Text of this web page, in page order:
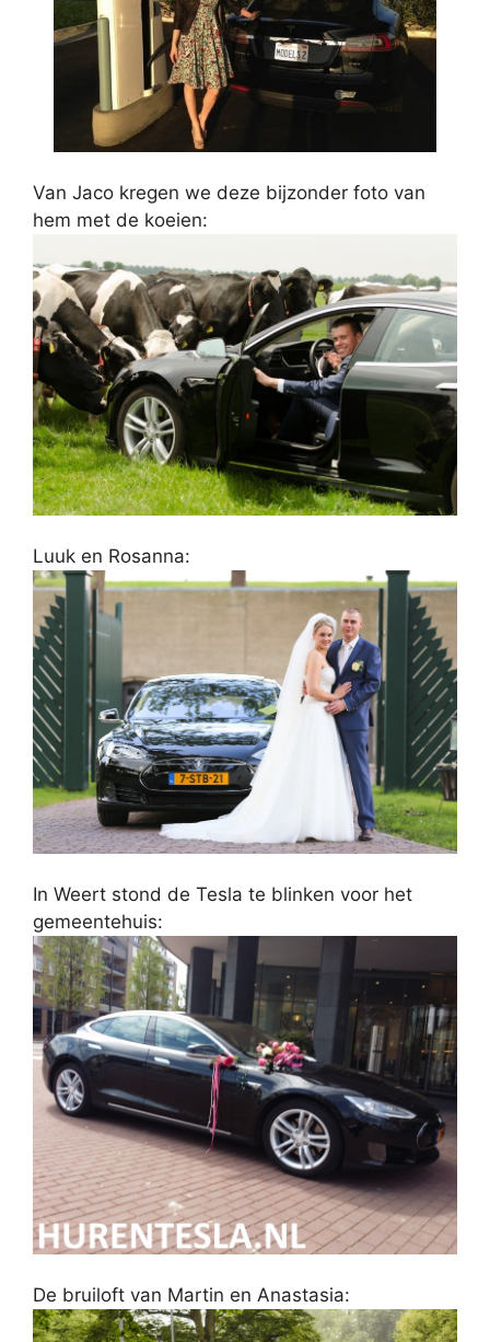
Van Jaco kregen we deze bijzonder foto van
hem met de koeien:
Luuk en Rosanna:
In Weert stond de Tesla te blinken voor het
gemeentehuis:
De bruiloft van Martin en Anastasia: